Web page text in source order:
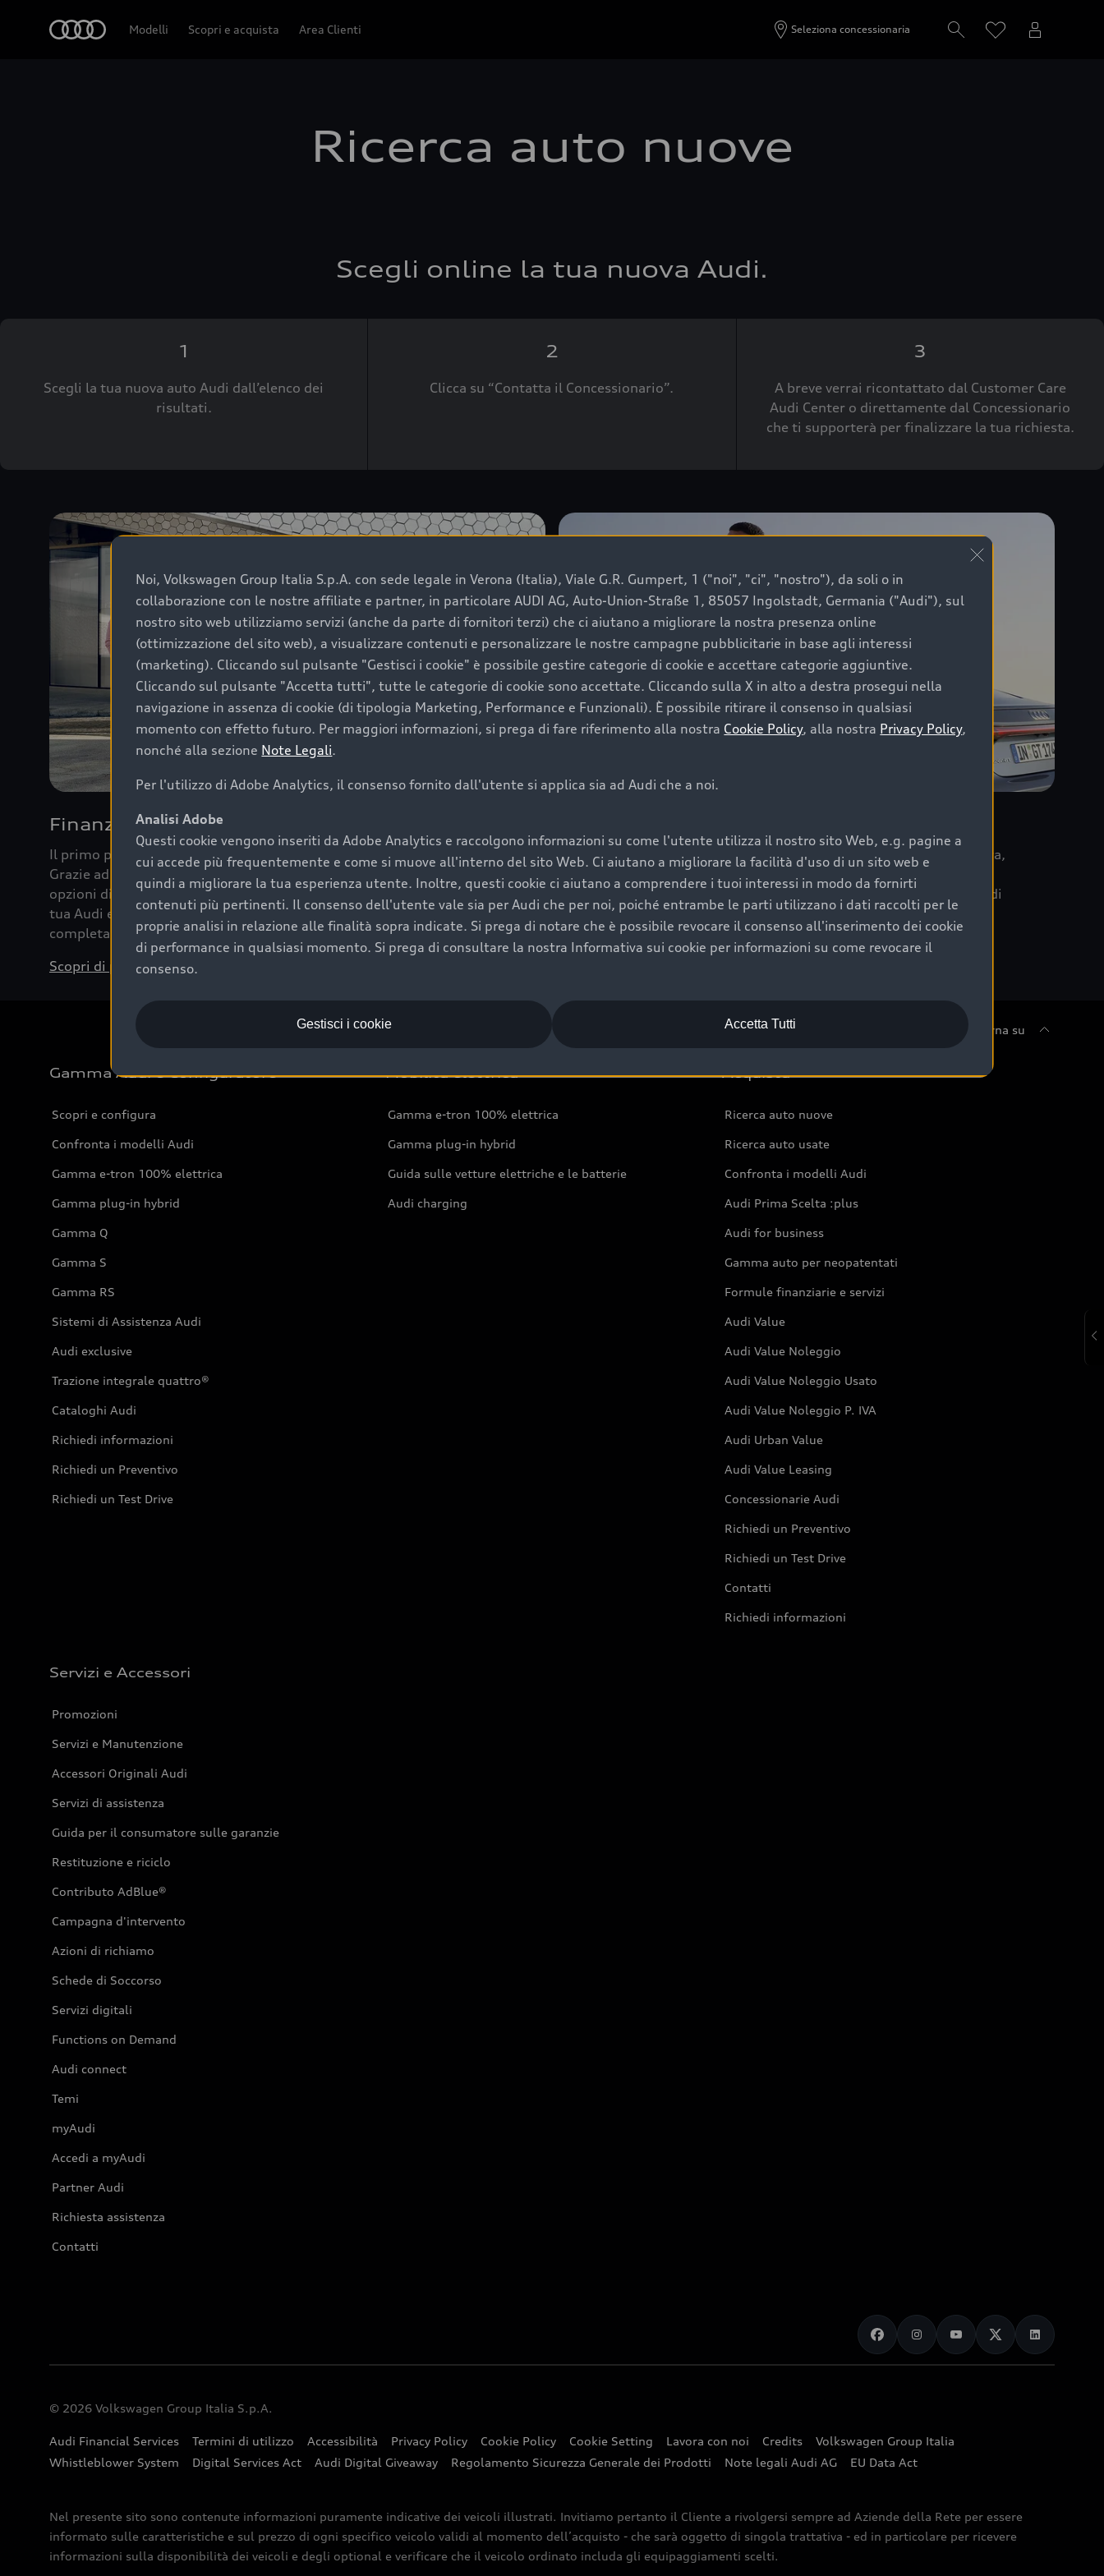
Modelli Scopri e acquista Area Clienti Seleziona concessionaria
Ricerca auto nuove
Scegli online la tua nuova Audi.
1
Scegli la tua nuova auto Audi dall’elenco dei
risultati.
2
Clicca su “Contatta il Concessionario”.
3
A breve verrai ricontattato dal Customer Care
Audi Center o direttamente dal Concessionario
che ti supporterà per finalizzare la tua richiesta.
Finanziare la tua Audi
Il primo passo verso l’emozione di guidare un’Audi è comprarne una.
Grazie ad Audi Financial Services possiamo fornirti un’ampia gamma di
opzioni di acquisto. Con Audi Value ti garantiamo il valore futuro della
tua Audi e, al termine del finanziamento, tutta la libertà di scegliere se
completare l’acquisto, sostituirla o restituirla.
Scopri di più
Per la tua nuova Audi, entro la data di immatricolazione della vettura,
puoi attivare il Piano Premium Care. Scopri i cinque diversi livelli di
copertura previsti, personalizzati secondo le tabelle manutenzione di
ogni auto.
Scopri di più
Torna su
Gamma Audi e Configuratore
Scopri e configura
Confronta i modelli Audi
Gamma e-tron 100% elettrica
Gamma plug-in hybrid
Gamma Q
Gamma S
Gamma RS
Sistemi di Assistenza Audi
Audi exclusive
Trazione integrale quattro®
Cataloghi Audi
Richiedi informazioni
Richiedi un Preventivo
Richiedi un Test Drive
Mobilità elettrica
Gamma e-tron 100% elettrica
Gamma plug-in hybrid
Guida sulle vetture elettriche e le batterie
Audi charging
Acquista
Ricerca auto nuove
Ricerca auto usate
Confronta i modelli Audi
Audi Prima Scelta :plus
Audi for business
Gamma auto per neopatentati
Formule finanziarie e servizi
Audi Value
Audi Value Noleggio
Audi Value Noleggio Usato
Audi Value Noleggio P. IVA
Audi Urban Value
Audi Value Leasing
Concessionarie Audi
Richiedi un Preventivo
Richiedi un Test Drive
Contatti
Richiedi informazioni
Servizi e Accessori
Promozioni
Servizi e Manutenzione
Accessori Originali Audi
Servizi di assistenza
Guida per il consumatore sulle garanzie
Restituzione e riciclo
Contributo AdBlue®
Campagna d'intervento
Azioni di richiamo
Schede di Soccorso
Servizi digitali
Functions on Demand
Audi connect
Temi
myAudi
Accedi a myAudi
Partner Audi
Richiesta assistenza
Contatti
© 2026 Volkswagen Group Italia S.p.A.
Audi Financial Services Termini di utilizzo Accessibilità Privacy Policy Cookie Policy Cookie Setting Lavora con noi Credits
Volkswagen Group Italia
Whistleblower System
Digital Services Act Audi Digital Giveaway Regolamento Sicurezza Generale dei Prodotti Note legali Audi AG EU Data Act
Nel presente sito sono contenute informazioni puramente indicative dei veicoli illustrati. Invitiamo pertanto il Cliente a rivolgersi sempre ad Aziende della Rete per essere
informato sulle caratteristiche e sul prezzo di ogni specifico veicolo validi al momento dell’acquisto - che sarà oggetto di singola trattativa - ed in particolare per ricevere
informazioni sulla disponibilità dei veicoli e degli optional e verificare che il veicolo ordinato includa gli equipaggiamenti scelti.
Noi, Volkswagen Group Italia S.p.A. con sede legale in Verona (Italia), Viale G.R. Gumpert, 1 ("noi", "ci", "nostro"), da soli o in
collaborazione con le nostre affiliate e partner, in particolare AUDI AG, Auto-Union-Straße 1, 85057 Ingolstadt, Germania ("Audi"), sul
nostro sito web utilizziamo servizi (anche da parte di fornitori terzi) che ci aiutano a migliorare la nostra presenza online
(ottimizzazione del sito web), a visualizzare contenuti e personalizzare le nostre campagne pubblicitarie in base agli interessi
(marketing). Cliccando sul pulsante "Gestisci i cookie" è possibile gestire categorie di cookie e accettare categorie aggiuntive.
Cliccando sul pulsante "Accetta tutti", tutte le categorie di cookie sono accettate. Cliccando sulla X in alto a destra prosegui nella
navigazione in assenza di cookie (di tipologia Marketing, Performance e Funzionali). È possibile ritirare il consenso in qualsiasi
momento con effetto futuro. Per maggiori informazioni, si prega di fare riferimento alla nostra Cookie Policy, alla nostra Privacy Policy,
nonché alla sezione Note Legali.
Per l'utilizzo di Adobe Analytics, il consenso fornito dall'utente si applica sia ad Audi che a noi.
Analisi Adobe
Questi cookie vengono inseriti da Adobe Analytics e raccolgono informazioni su come l'utente utilizza il nostro sito Web, e.g. pagine a
cui accede più frequentemente e come si muove all'interno del sito Web. Ci aiutano a migliorare la facilità d'uso di un sito web e
quindi a migliorare la tua esperienza utente. Inoltre, questi cookie ci aiutano a comprendere i tuoi interessi in modo da fornirti
contenuti più pertinenti. Il consenso dell'utente vale sia per Audi che per noi, poiché entrambe le parti utilizzano i dati raccolti per le
proprie analisi in relazione alle finalità sopra indicate. Si prega di notare che è possibile revocare il consenso all'inserimento dei cookie
di performance in qualsiasi momento. Si prega di consultare la nostra Informativa sui cookie per informazioni su come revocare il
consenso.
Accetta Tutti
Gestisci i cookie